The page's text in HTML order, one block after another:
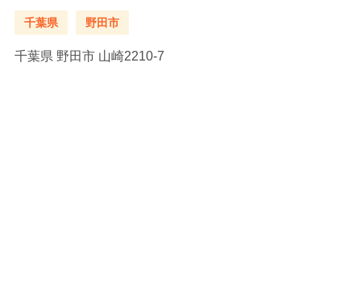
千葉県 野田市
千葉県 野田市 山崎2210-7